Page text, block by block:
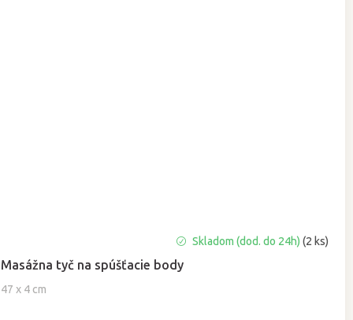
Masážna tyč na spúšťacie body
47 x 4 cm
hodnotenie
produktu
je
Skladom (dod. do 24h)(2 ks)